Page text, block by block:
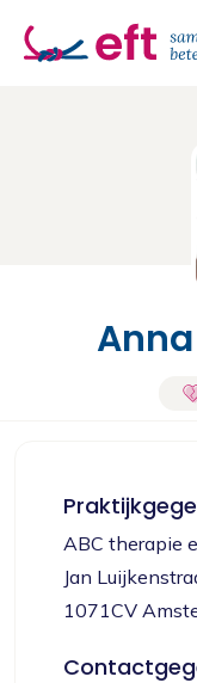
ABC therapie
Jan
1071CV